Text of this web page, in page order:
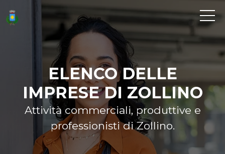
ELENCO DELLE
IMPRESE DI ZOLLINO
Attività commerciali, produttive e
professionisti di Zollino.